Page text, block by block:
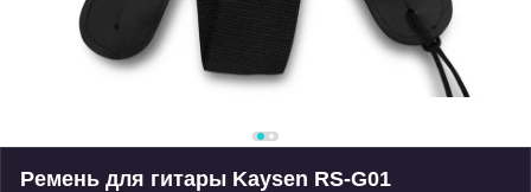
Ремень для гитары Kaysen RS-G01